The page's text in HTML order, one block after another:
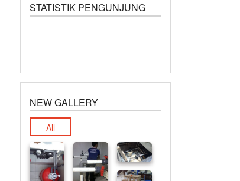
STATISTIK PENGUNJUNG
NEW GALLERY
All